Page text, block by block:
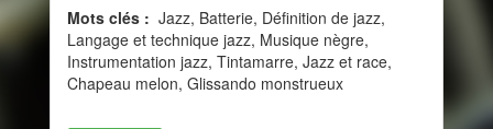
Mots clés : Jazz, Batterie, Définition de jazz,
Langage et technique jazz, Musique nègre,
Instrumentation jazz, Tintamarre, Jazz et race,
Chapeau melon, Glissando monstrueux